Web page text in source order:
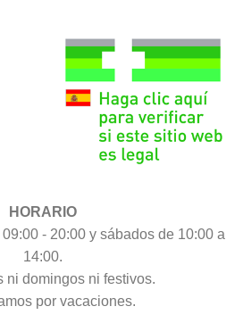
HORARIO
- 20:00 y sábados de 10:00 a
14:00.
ni domingos ni festivos.
por vacaciones.